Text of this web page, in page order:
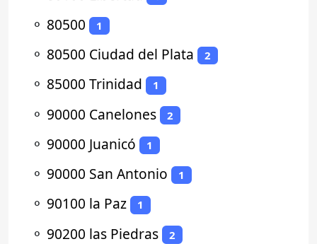
⚬ 80500 1
⚬ 80500 Ciudad del Plata 2
⚬ 85000 Trinidad 1
⚬ 90000 Canelones 2
⚬ 90000 Juanicó 1
⚬ 90000 San Antonio 1
⚬ 90100 la Paz 1
⚬ 90200 las Piedras 2